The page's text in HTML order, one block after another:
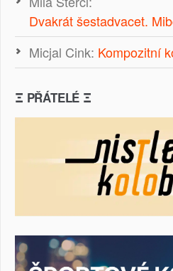
Dvakrát šestadvacet.
Micjal Cink: Kompozitní
Ξ PŘÁTELÉ Ξ